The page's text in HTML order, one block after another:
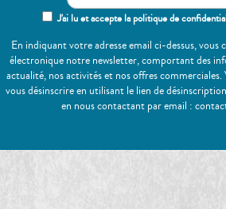
J'ai lu et accepte la politique de
En indiquant votre adresse email ci-dessus, vous
électronique notre newsletter, comportant des
actualité, nos activités et nos offres
vous désinscrire en utilisant le lien de
en nous contactant par email :